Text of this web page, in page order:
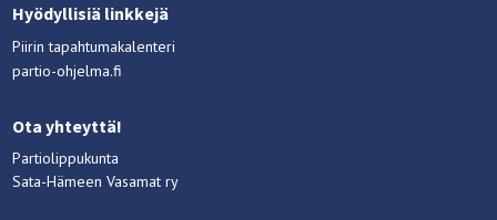
Hyödyllisiä linkkejä
Piirin tapahtumakalenteri
partio-ohjelma.fi
Ota yhteyttä!
Partiolippukunta
Sata-Hämeen Vasamat ry